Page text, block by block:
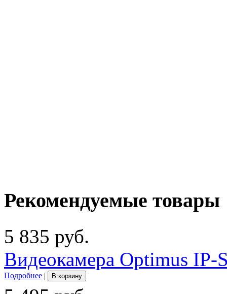
Рекомендуемые товары
5 835 руб.
Видеокамера Optimus IP-
Подробнее | В корзину